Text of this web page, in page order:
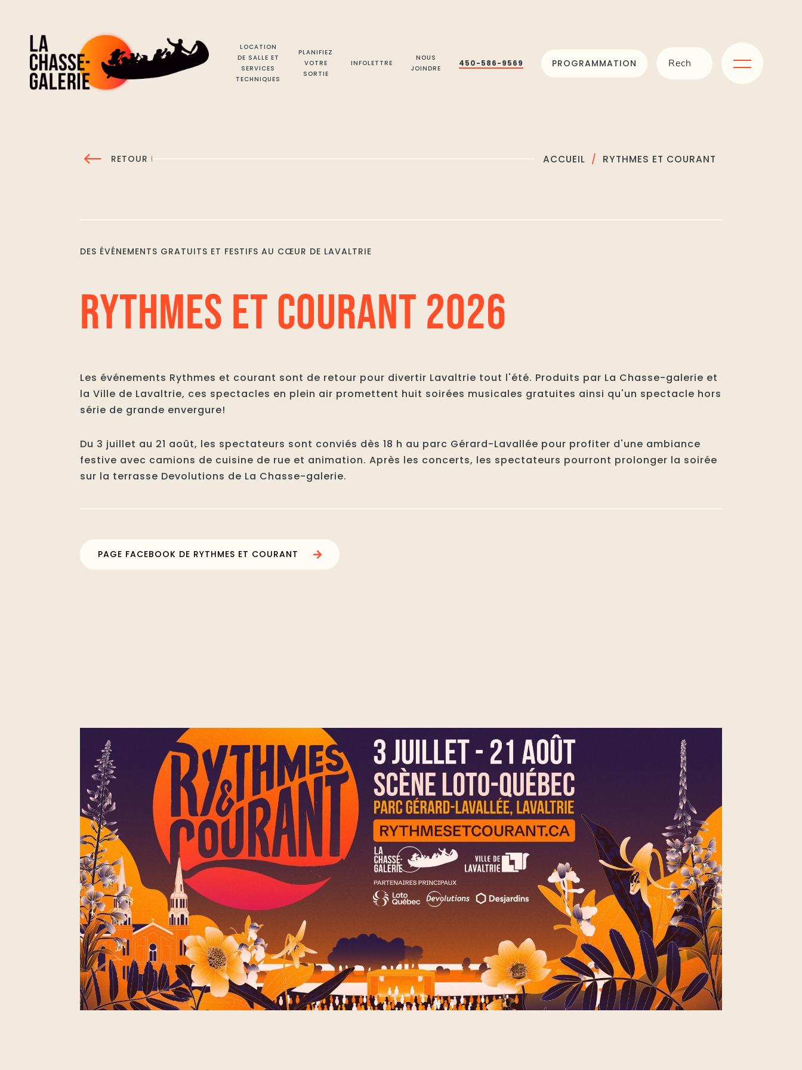
LOCATION
DE SALLE ET
SERVICES
TECHNIQUES
PLANIFIEZ
VOTRE
SORTIE
INFOLETTRE
NOUS
JOINDRE
450-586-9569 PROGRAMMATION
RETOUR ACCUEIL RYTHMES ET COURANT
DES ÉVÉNEMENTS GRATUITS ET FESTIFS AU CŒUR DE LAVALTRIE
RYTHMES ET COURANT 2026
Les événements Rythmes et courant sont de retour pour divertir Lavaltrie tout l'été. Produits par La Chasse-galerie et
la Ville de Lavaltrie, ces spectacles en plein air promettent huit soirées musicales gratuites ainsi qu'un spectacle hors
série de grande envergure!
Du 3 juillet au 21 août, les spectateurs sont conviés dès 18 h au parc Gérard-Lavallée pour profiter d'une ambiance
festive avec camions de cuisine de rue et animation. Après les concerts, les spectateurs pourront prolonger la soirée
sur la terrasse Devolutions de La Chasse-galerie.
PAGE FACEBOOK DE RYTHMES ET COURANT